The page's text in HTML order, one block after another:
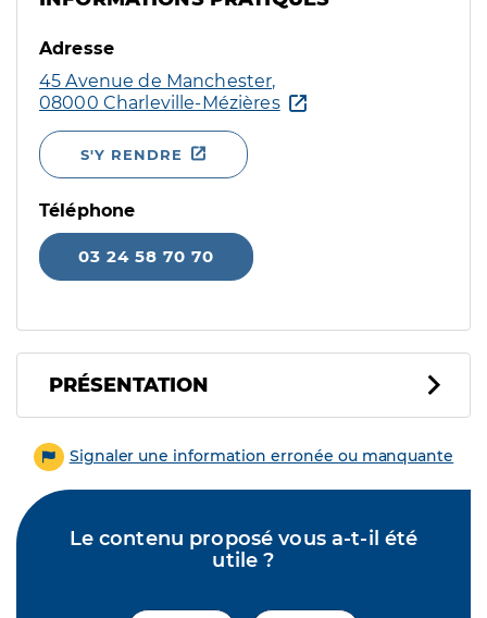
Adresse
45 Avenue de Manchester,
08000 Charleville-Mézières
S'Y RENDRE
Téléphone
03 24 58 70 70
PRÉSENTATION
Signaler une information erronée ou manquante
Le contenu proposé vous a-t-il été
utile ?